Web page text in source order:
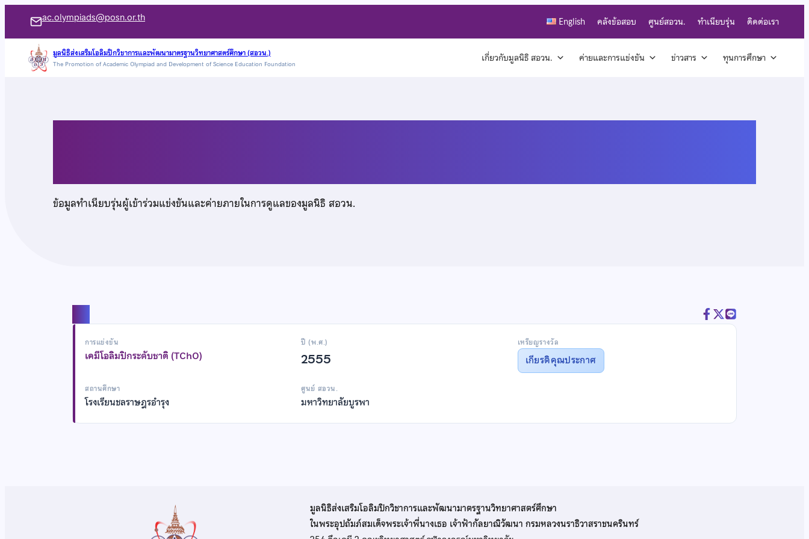
เนื้อหา
ac.olympiads@posn.or.th English คลังข้อสอบ ศูนย์สอวน. ทำเนียบรุ่น ติดต่อเรา
มูลนิธิส่งเสริมโอลิมปิกวิชาการและพัฒนามาตรฐานวิทยาศาสตร์ศึกษา (สอวน.)
The Promotion of Academic Olympiad and Development of Science Education Foundation เกี่ยวกับมูลนิธิ สอวน. ค่ายและการแข่งขัน ข่าวสาร ทุนการศึกษา
ข้อมูลทำเนียบรุ่นผู้เข้าร่วมแข่งขันและค่ายภายในการดูแลของมูลนิธิ สอวน.
การแข่งขัน
เคมีโอลิมปิกระดับชาติ (TChO)
ปี (พ.ศ.)
2555
เหรียญรางวัล
เกียรติคุณประกาศ
สถานศึกษา
โรงเรียนชลราษฎรอำรุง
ศูนย์ สอวน.
มหาวิทยาลัยบูรพา
มูลนิธิส่งเสริมโอลิมปิกวิชาการและพัฒนามาตรฐานวิทยาศาสตร์ศึกษา
ในพระอุปถัมภ์สมเด็จพระเจ้าพี่นางเธอ เจ้าฟ้ากัลยาณิวัฒนา กรมหลวงนราธิวาสราชนครินทร์